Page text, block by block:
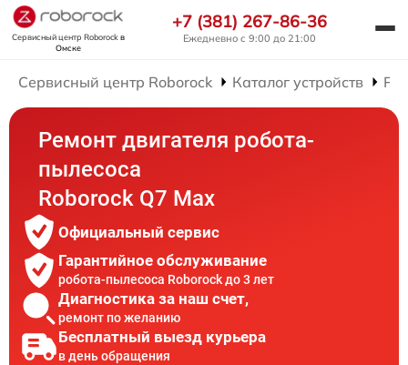
Сервисный центр Roborockв
Омске
+7 (381) 267-86-36
Ежедневно с 9:00 до 21:00
Сервисный центр Roborock Каталог устройств
Ремонт двигателя робота-
пылесоса
Roborock Q7 Max
Официальный сервис
Гарантийное обслуживание
робота-пылесоса Roborock до 3 лет
Диагностика за наш счет,
ремонт по желанию
Бесплатный выезд курьера
в день обращения